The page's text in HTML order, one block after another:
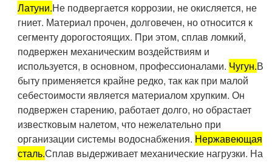
Латуни.Не подвергается коррозии, не окисляется, не
гниет. Материал прочен, долговечен, но относится к
сегменту дорогостоящих. При этом, сплав ломкий,
подвержен механическим воздействиям и
используется, в основном, профессионалами. Чугун.В
быту применяется крайне редко, так как при малой
себестоимости является материалом хрупким. Он
подвержен старению, работает долго, но обрастает
известковым налетом, что нежелательно при
организации системы водоснабжения. Нержавеющая
сталь.Сплав выдерживает механические нагрузки. На